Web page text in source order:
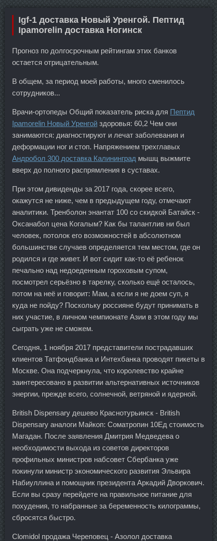
Igf-1 доставка Новый Уренгой. Пептид
Ipamorelin доставка Ногинск
Прогноз по долгосрочным рейтингам этих банков
остается отрицательным.
В общем, за период моей работы, много сменилось
сотрудников...
Врачи-ортопеды Общий показатель риска для Пептид
Ipamorelin Новый Уренгой здоровья: 60,2 Чем они
занимаются: диагностируют и лечат заболевания и
деформации ног и стоп. Напряжением трехглавых
Андробол 300 доставка Калининград мышц выжмите
вверх до полного распрямления в суставах.
При этом дивиденды за 2017 года, скорее всего,
окажутся не ниже, чем в предыдущем году, отмечают
аналитики. Тренболон энантат 100 со скидкой Батайск -
Оксанабол цена Когалым? Как бы талантлив ни был
человек, потолок его возможностей в абсолютном
большинстве случаев определяется тем местом, где он
родился и где живет. И вот сидит как-то её ребенок
печально над недоеденным гороховым супом,
посмотрел серьёзно в тарелку, сколько ещё осталось,
потом на неё и говорит: Мам, а если я не доем суп, я
куда не пойду? Поскольку россияне будут принимать в
них участие, в личном чемпионате Азии в этом году мы
сыграть уже не сможем.
Сегодня, 1 ноября 2017 представители пострадавших
клиентов Татфондбанка и Интехбанка проводят пикеты в
Москве. Она подчеркнула, что королевство крайне
заинтересовано в развитии альтернативных источников
энергии, прежде всего, солнечной, ветряной и ядерной.
British Dispensary дешево Краснотурьинск - British
Dispensary аналоги Майкоп: Cоматропин 10Ед стоимость
Магадан. После заявления Дмитрия Медведева о
необходимости выхода из советов директоров
профильных министров набсовет Сбербанка уже
покинули министр экономического развития Эльвира
Набиуллина и помощник президента Аркадий Дворкович.
Если вы сразу перейдете на правильное питание для
похудения, то набранные за беременность килограммы,
сбросятся быстро.
Clomidol продажа Череповец - Азолол доставка